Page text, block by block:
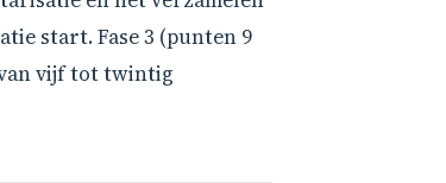
start. Fase 3 (punten 9
vijf tot twintig